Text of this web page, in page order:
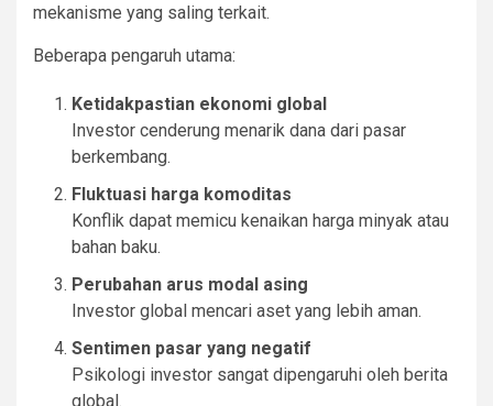
mekanisme yang saling terkait.
Beberapa pengaruh utama:
Ketidakpastian ekonomi global
Investor cenderung menarik dana dari pasar
berkembang.
Fluktuasi harga komoditas
Konflik dapat memicu kenaikan harga minyak atau
bahan baku.
Perubahan arus modal asing
Investor global mencari aset yang lebih aman.
Sentimen pasar yang negatif
Psikologi investor sangat dipengaruhi oleh berita
global.